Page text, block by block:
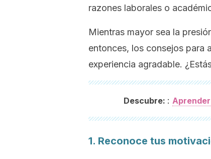
razones laborales o
Mientras mayor sea la
entonces, los consejos para
experiencia agradable.
Descubre: :
1. Reconoce tus